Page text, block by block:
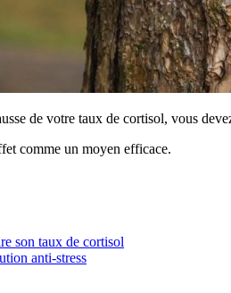
de votre taux de cortisol, vous
comme un moyen efficace.
son taux de cortisol
anti-stress